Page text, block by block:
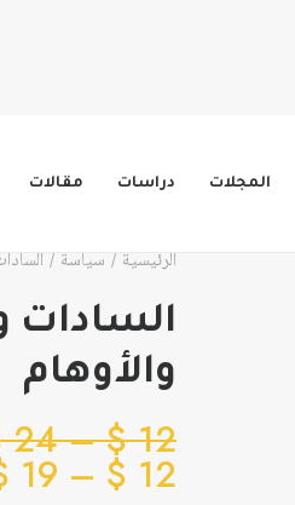
المجلات دراسات مقالات
الرئيسية سياسة
السادات
والأوهام
12
$
–
24
12
$
–
19